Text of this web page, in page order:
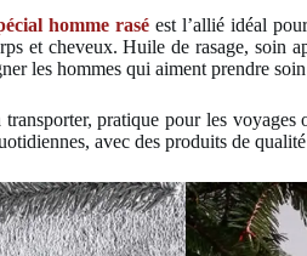
homme raséest l’allié idéal
et cheveux. Huile de rasage, soin
les hommes qui aiment prendre
pratique pour les
avec des produits de